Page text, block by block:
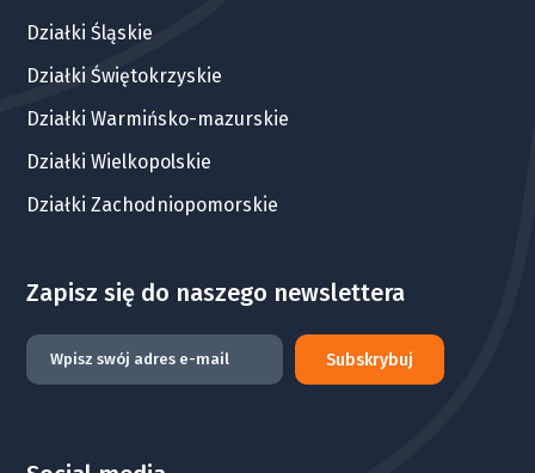
Działki Śląskie
Działki Świętokrzyskie
Działki Warmińsko-mazurskie
Działki Wielkopolskie
Działki Zachodniopomorskie
Zapisz się do naszego newslettera
Subskrybuj